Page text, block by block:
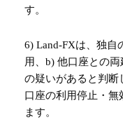
す。
6) Land-FXは、独自
用、b) 他口座との
の疑いがあると判断
口座の利用停止・無
ます。